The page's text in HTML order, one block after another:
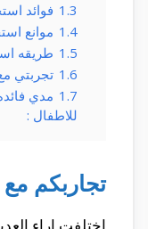
1.3 فوائد
1.4 موانع
1.5 طريقه
1.6 تجربتي
1.7 مدي
للاطفال :
تجاربكم